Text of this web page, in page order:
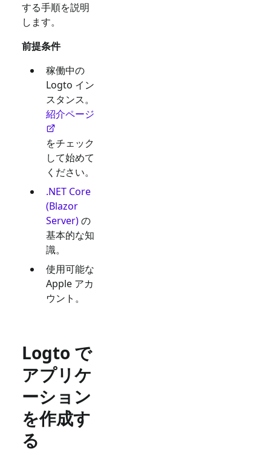
する手順を説明
します。
前提条件
稼働中の
Logto イン
スタンス。
紹介ページ
をチェック
して始めて
ください。
.NET Core
(Blazor
Server)の
基本的な知
識。
使用可能な
Apple アカ
ウント。
Logto で
アプリケ
ーション
を作成す
る